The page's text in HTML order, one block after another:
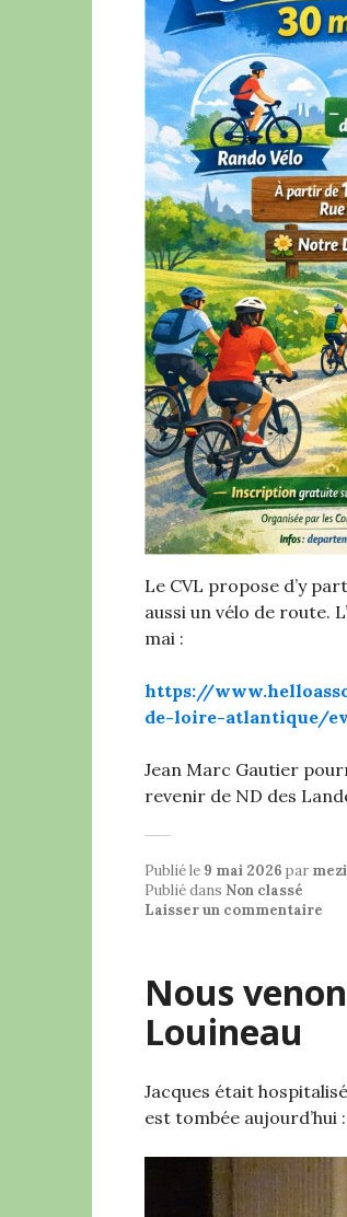
Le CVL propose d’y
aussi un vélo de route.
mai :
https://
de-loire-atlantique/
Jean Marc Gautier
revenir de ND des
Publié le 9 mai 2026 par
Publié dans Non classé
Laisser un commentaire
Nous
Louineau
Jacques était
est tombée aujourd’hui